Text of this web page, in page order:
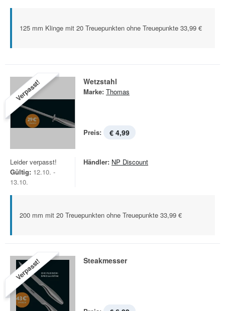
125 mm Klinge mit 20 Treuepunkten ohne Treuepunkte 33,99 €
Verpasst! Wetzstahl
Marke: Thomas
Preis: € 4,99
Leider verpasst!
Gültig: 12.10. -
13.10.
Händler: NP Discount
200 mm mit 20 Treuepunkten ohne Treuepunkte 33,99 €
Verpasst! Steakmesser